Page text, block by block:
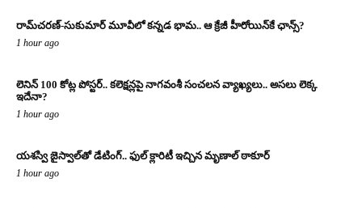
రామ్‌చరణ్‌-సుకుమార్‌ మూవీలో కన్నడ భామ.. ఆ క్రేజీ హీరోయిన్‌కే ఛాన్స్?
1 hour ago
లెనిన్ 100 కోట్ల పోస్టర్‌.. కలెక్షన్లపై నాగవంశీ సంచలన వ్యాఖ్యలు.. అసలు లెక్క
ఇదేనా?
1 hour ago
యశస్వి జైస్వాల్‌తో డేటింగ్.. ఫుల్ క్లారిటీ ఇచ్చిన మృణాల్ ఠాకూర్‌
1 hour ago